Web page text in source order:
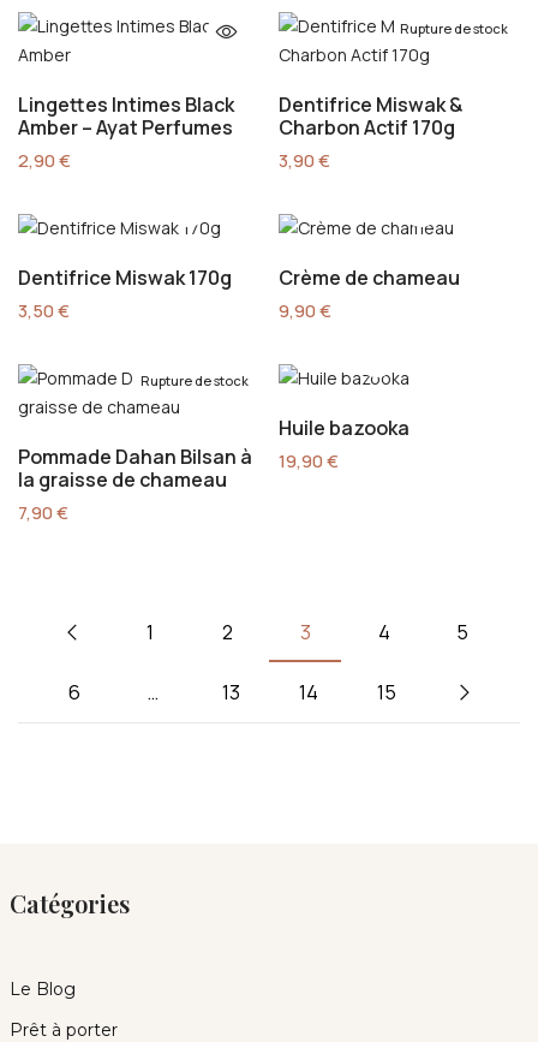
Lingettes Intimes Black
Amber – Ayat Perfumes
2,90€
Rupture de stock
Dentifrice Miswak &
Charbon Actif 170g
3,90€
Dentifrice Miswak 170g
3,50€
Crème de chameau
9,90€
Rupture de stock
Pommade Dahan Bilsan à
la graisse de chameau
7,90€
Huile bazooka
19,90€
1 2 3 4 5
6 … 13 14 15
Catégories
Le Blog
Prêt à porter